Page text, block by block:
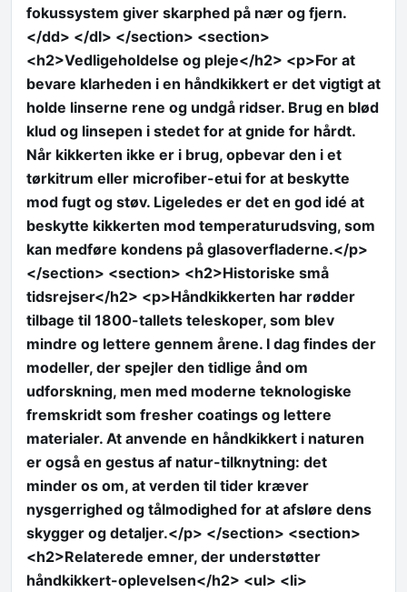
fokussystem giver skarphed på nær og fjern.
</dd> </dl> </section> <section>
<h2>Vedligeholdelse og pleje</h2> <p>For at
bevare klarheden i en håndkikkert er det vigtigt at
holde linserne rene og undgå ridser. Brug en blød
klud og linsepen i stedet for at gnide for hårdt.
Når kikkerten ikke er i brug, opbevar den i et
tørkitrum eller microfiber-etui for at beskytte
mod fugt og støv. Ligeledes er det en god idé at
beskytte kikkerten mod temperaturudsving, som
kan medføre kondens på glasoverfladerne.</p>
</section> <section> <h2>Historiske små
tidsrejser</h2> <p>Håndkikkerten har rødder
tilbage til 1800-tallets teleskoper, som blev
mindre og lettere gennem årene. I dag findes der
modeller, der spejler den tidlige ånd om
udforskning, men med moderne teknologiske
fremskridt som fresher coatings og lettere
materialer. At anvende en håndkikkert i naturen
er også en gestus af natur-tilknytning: det
minder os om, at verden til tider kræver
nysgerrighed og tålmodighed for at afsløre dens
skygger og detaljer.</p> </section> <section>
<h2>Relaterede emner, der understøtter
håndkikkert-oplevelsen</h2> <ul> <li>